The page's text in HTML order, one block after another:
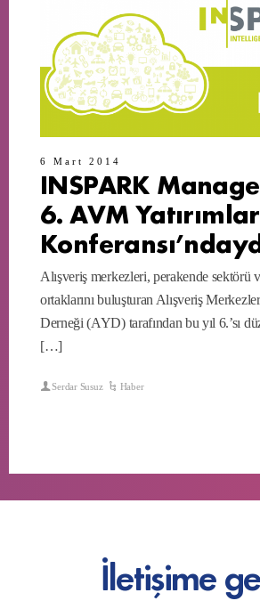
6 Mart 2014
INSPARK
6. AVM
Alışveriş merkezleri, perakende sektörü
ortaklarını buluşturan Alışveriş
Derneği (AYD) tarafından bu yıl 6.’sı
[…]
Serdar Susuz Haber
İletişime